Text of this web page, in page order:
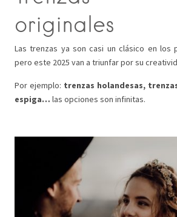
originales
Las trenzas ya son casi un clásico en los
pero este 2025 van a triunfar por su
Por ejemplo: trenzas holandesas,
espiga… las opciones son infinitas.